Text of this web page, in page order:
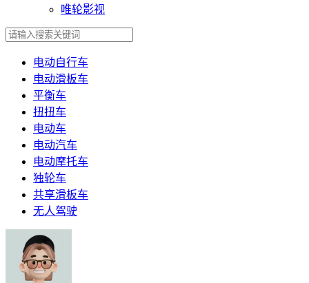
唯轮影视
电动自行车
电动滑板车
平衡车
扭扭车
电动车
电动汽车
电动摩托车
独轮车
共享滑板车
无人驾驶